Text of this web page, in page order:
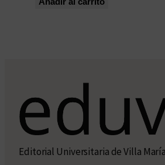
Editorial Universitaria de Villa María